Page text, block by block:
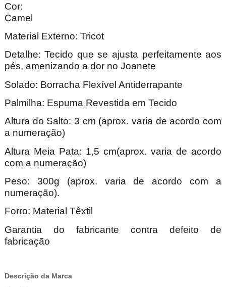
Cor:
Material Externo: Tricot
Detalhe: Tecido que se ajusta perfeitamente aos
pés, amenizando a dor no Joanete
Solado: Borracha Flexível Antiderrapante
Palmilha: Espuma Revestida em Tecido
Altura do Salto: 3 cm (aprox. varia de acordo com
a numeração)
Altura Meia Pata: 1,5 cm(aprox. varia de acordo
com a numeração)
Peso: 300g (aprox. varia de acordo com a
numeração).
Forro: Material Têxtil
Garantia do fabricante contra defeito de
fabricação
Descrição da Marca